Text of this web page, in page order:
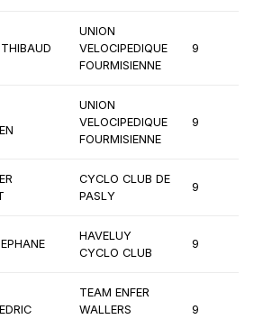
UNION
VELOCIPEDIQUE
FOURMISIENNE
9
UNION
VELOCIPEDIQUE
FOURMISIENNE
9
CYCLO CLUB DE
PASLY
9
HAVELUY
CYCLO CLUB
9
TEAM ENFER
WALLERS
9